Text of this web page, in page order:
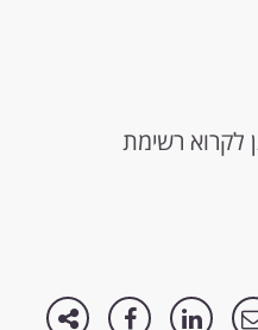
לקרוא רשימת